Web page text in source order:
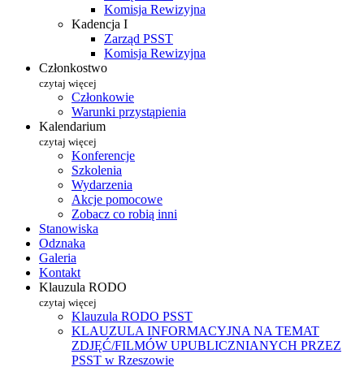
Komisja Rewizyjna
Kadencja I
Zarząd PSST
Komisja Rewizyjna
Członkostwo
czytaj więcej
Członkowie
Warunki przystąpienia
Kalendarium
czytaj więcej
Konferencje
Szkolenia
Wydarzenia
Akcje pomocowe
Zobacz co robią inni
Stanowiska
Odznaka
Galeria
Kontakt
Klauzula RODO
czytaj więcej
Klauzula RODO PSST
KLAUZULA INFORMACYJNA NA TEMAT
ZDJĘĆ/FILMÓW UPUBLICZNIANYCH PRZEZ
PSST w Rzeszowie